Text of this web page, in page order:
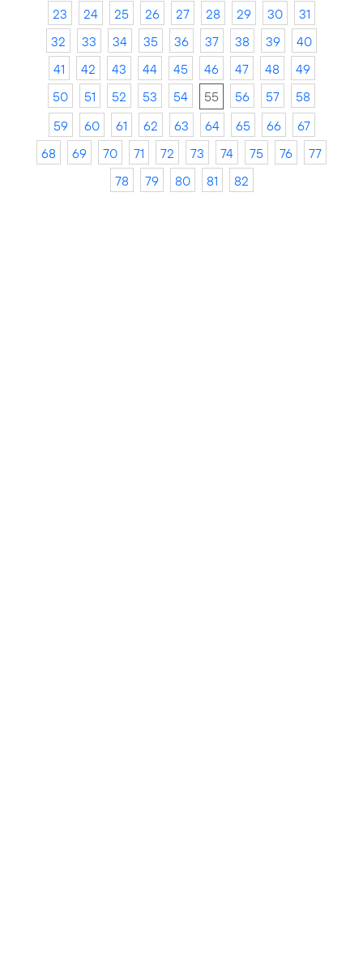
23
24 25 26 27 28 29 30
31
32
33 34 35 36 37 38 39
40
41
42 43 44 45 46 47 48
49
50
51 52 53 54 55 56 57
58
59
60 61 62 63 64 65 66
67
68
69 70 71 72 73 74 75 76
77
78
79 80 81 82